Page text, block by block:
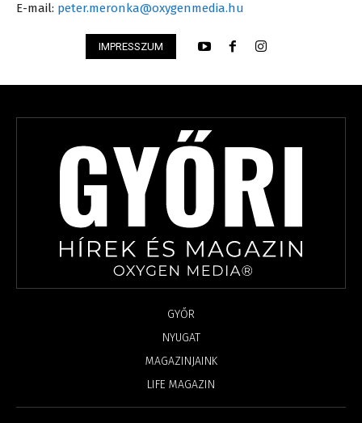
E-mail: peter.meronka@oxygenmedia.hu
IMPRESSZUM
GYŐR
NYUGAT
MAGAZINJAINK
LIFE MAGAZIN